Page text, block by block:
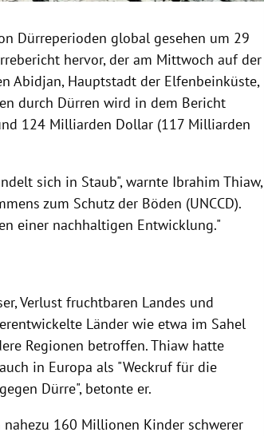
Dürreperioden global gesehen um 29
hervor, der am Mittwoch auf der
Abidjan, Hauptstadt der Elfenbeinküste,
durch Dürren wird in dem Bericht
124 Milliarden Dollar (117 Milliarden
sich in Staub", warnte Ibrahim Thiaw,
zum Schutz der Böden (UNCCD).
einer nachhaltigen Entwicklung."
Verlust fruchtbaren Landes und
Länder wie etwa im Sahel
Regionen betroffen. Thiaw hatte
in Europa als "Weckruf für die
Dürre", betonte er.
160 Millionen Kinder schwerer